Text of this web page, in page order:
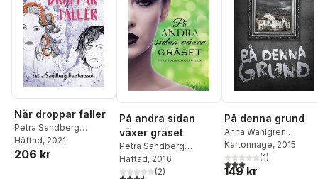
När droppar faller
Petra Sandberg
Holstensson
Häftad, 2021
206 kr
På andra sidan
växer gräset
Petra Sandberg
Holstensson
Häftad, 2016
(2)
På denna grund
Anna Wahlgren,
Caroline L. Jensen
Ingemar Wiklund
Collin,Sköld Markus
Kartonnage, 2015
3,0utav 5 stjärnor.
(1)
149 kr